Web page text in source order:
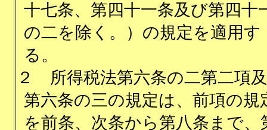
十七条、第四十一条及び第四十
の二を除く。）の規定を適用す
る。
２
所得税法第六条の二第二項
第六条の三の規定は、前項の規
を前条、次条から第八条まで、